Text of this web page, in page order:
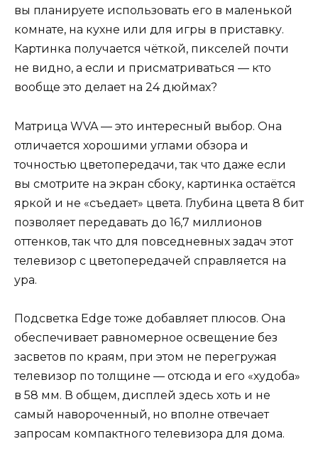
вы планируете использовать его в маленькой
комнате, на кухне или для игры в приставку.
Картинка получается чёткой, пикселей почти
не видно, а если и присматриваться — кто
вообще это делает на 24 дюймах?
Матрица WVA — это интересный выбор. Она
отличается хорошими углами обзора и
точностью цветопередачи, так что даже если
вы смотрите на экран сбоку, картинка остаётся
яркой и не «съедает» цвета. Глубина цвета 8 бит
позволяет передавать до 16,7 миллионов
оттенков, так что для повседневных задач этот
телевизор с цветопередачей справляется на
ура.
Подсветка Edge тоже добавляет плюсов. Она
обеспечивает равномерное освещение без
засветов по краям, при этом не перегружая
телевизор по толщине — отсюда и его «худоба»
в 58 мм. В общем, дисплей здесь хоть и не
самый навороченный, но вполне отвечает
запросам компактного телевизора для дома.